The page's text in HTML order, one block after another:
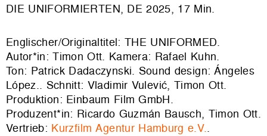
DIE UNIFORMIERTEN, DE 2025, 17 Min.
Englischer/Originaltitel: THE UNIFORMED.
Autor*in: Timon Ott. Kamera: Rafael Kuhn.
Ton: Patrick Dadaczynski. Sound design: Ángeles
López.. Schnitt: Vladimir Vulević, Timon Ott.
Produktion: Einbaum Film GmbH.
Produzent*in: Ricardo Guzmán Bausch, Timon Ott.
Vertrieb: Kurzfilm Agentur Hamburg e.V..